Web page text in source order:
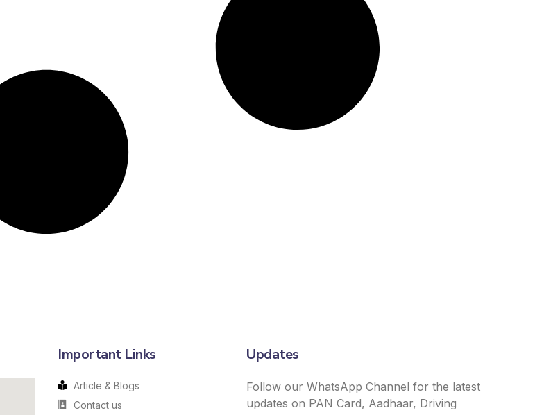
Important Links
Article & Blogs
Contact us
Updates
Follow our WhatsApp Channel for the latest
updates on PAN Card, Aadhaar, Driving